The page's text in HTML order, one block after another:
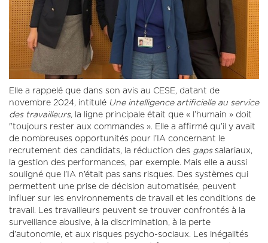
Elle a rappelé que dans son avis au CESE, datant de
novembre 2024, intitulé Une intelligence artificielle au service
des travailleurs, la ligne principale était que « l’humain » doit
"toujours rester aux commandes ». Elle a affirmé qu’il y avait
de nombreuses opportunités pour l’IA concernant le
recrutement des candidats, la réduction des gapssalariaux,
la gestion des performances, par exemple. Mais elle a aussi
souligné que l’IA n’était pas sans risques. Des systèmes qui
permettent une prise de décision automatisée, peuvent
influer sur les environnements de travail et les conditions de
travail. Les travailleurs peuvent se trouver confrontés à la
surveillance abusive, à la discrimination, à la perte
d’autonomie, et aux risques psycho-sociaux. Les inégalités